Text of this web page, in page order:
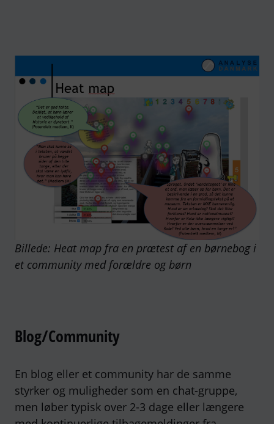
Billede: Heat map fra en prætest af en børnebog i
et community med forældre og børn
Blog/Community
En blog eller et community har de samme
styrker og muligheder som en chat-gruppe,
men løber typisk over 2-3 dage eller længere